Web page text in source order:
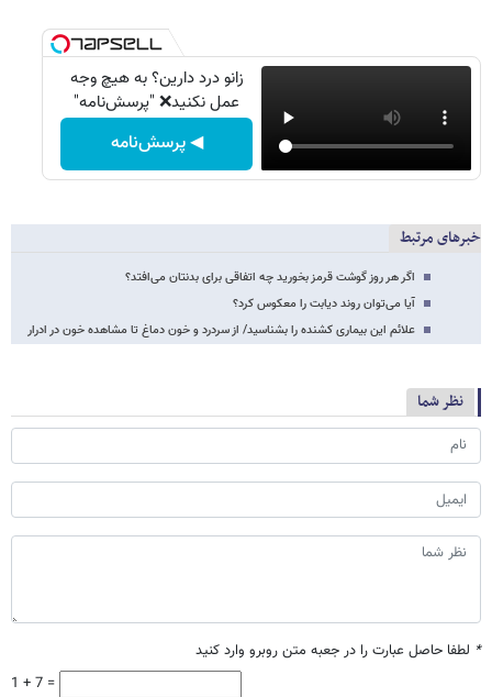
زانو درد دارین؟ به هیچ وجه
عمل نکنید❌ "پرسش‌نامه"
◀ پرسش‌نامه
خبرهای مرتبط
اگر هر روز گوشت قرمز بخورید چه اتفاقی برای بدنتان می‌افتد؟
آیا می‌توان روند دیابت را معکوس کرد؟
علائم این بیماری کشنده را بشناسید/ از سردرد و خون دماغ تا مشاهده خون در ادرار
نظر شما
* لطفا حاصل عبارت را در جعبه متن روبرو وارد کنید
1 + 7 =